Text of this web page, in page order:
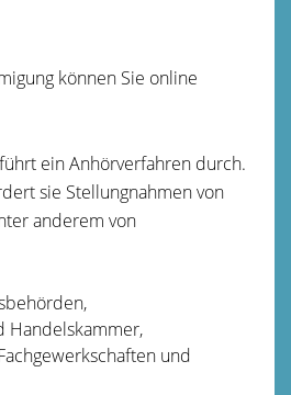
können Sie online
ein Anhörverfahren durch.
sie Stellungnahmen von
anderem von
Handelskammer,
und